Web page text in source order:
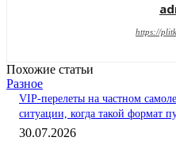
https://
Похожие статьи
Разное
VIP-перелеты на частном
ситуации, когда такой формат
30.07.2026